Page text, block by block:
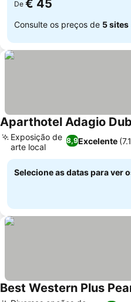
De € 45
Consulte os preços de 5 sites
Aparthotel Adagio
8,9Excelente
Exposição de
arte local
Selecione as datas para ver
Best Western Plus